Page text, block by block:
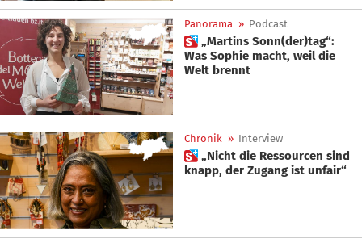
Panorama » Podcast
 „Martins Sonn(der)tag“:
Was Sophie macht, weil die
Welt brennt
Chronik » Interview
 „Nicht die Ressourcen sind
knapp, der Zugang ist unfair“